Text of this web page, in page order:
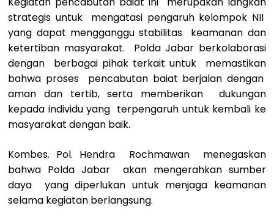
strategis untuk mengatasi pengaruh kelompok NII
yang dapat mengganggu stabilitas keamanan dan
ketertiban masyarakat. Polda Jabar berkolaborasi
dengan berbagai pihak terkait untuk memastikan
bahwa proses pencabutan baiat berjalan dengan
aman dan tertib, serta memberikan dukungan
kepada individu yang terpengaruh untuk kembali ke
masyarakat dengan baik.
Kombes. Pol. Hendra Rochmawan menegaskan
bahwa Polda Jabar akan mengerahkan sumber
daya yang diperlukan untuk menjaga keamanan
selama kegiatan berlangsung.